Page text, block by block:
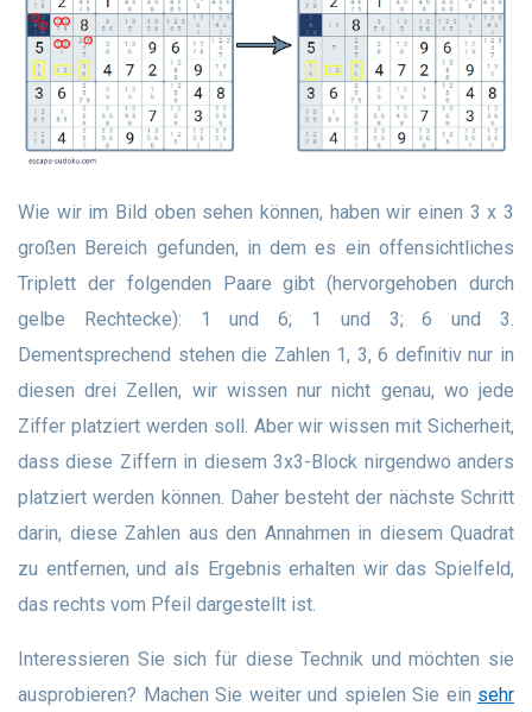
Wie wir im Bild oben sehen können, haben wir einen 3 x 3
großen Bereich gefunden, in dem es ein offensichtliches
Triplett der folgenden Paare gibt (hervorgehoben durch
gelbe Rechtecke): 1 und 6; 1 und 3; 6 und 3.
Dementsprechend stehen die Zahlen 1, 3, 6 definitiv nur in
diesen drei Zellen, wir wissen nur nicht genau, wo jede
Ziffer platziert werden soll. Aber wir wissen mit Sicherheit,
dass diese Ziffern in diesem 3x3-Block nirgendwo anders
platziert werden können. Daher besteht der nächste Schritt
darin, diese Zahlen aus den Annahmen in diesem Quadrat
zu entfernen, und als Ergebnis erhalten wir das Spielfeld,
das rechts vom Pfeil dargestellt ist.
ausprobieren? Machen Sie weiter und spielen Sie ein sehr